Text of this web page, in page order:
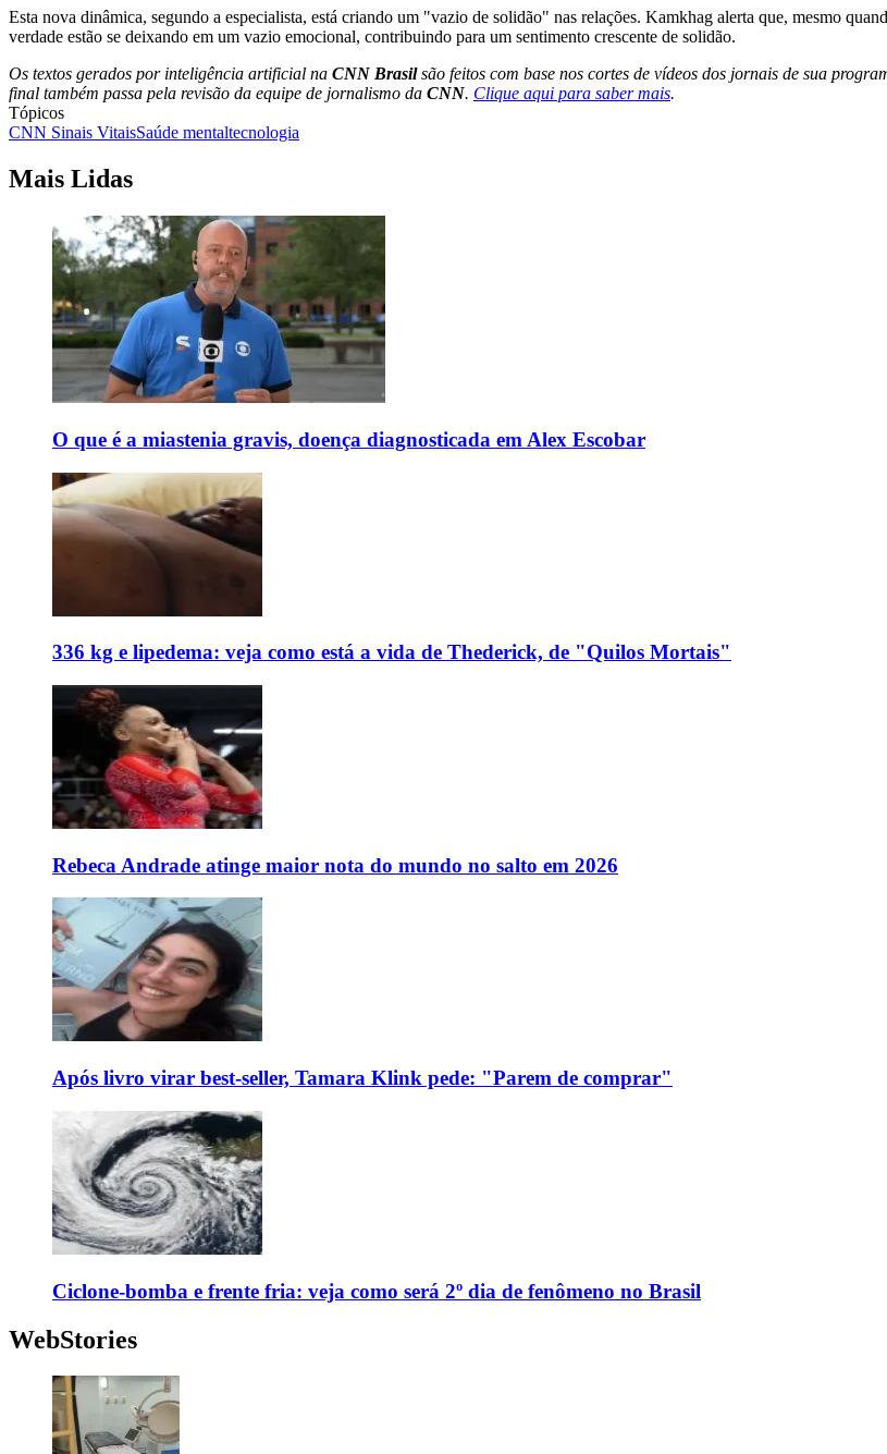
Esta nova dinâmica, segundo a especialista, está criando um "vazio de solidão" nas relações. Kamkhag alerta que, mesmo
verdade estão se deixando em um vazio emocional, contribuindo para um sentimento crescente de solidão.
Os textos gerados por inteligência artificial na CNN Brasilsão feitos com base nos cortes de vídeos dos jornais de sua
final também passa pela revisão da equipe de jornalismo da CNN. Clique aqui para saber mais.
Tópicos
CNN Sinais VitaisSaúde mentaltecnologia
Mais Lidas
O que é a miastenia gravis, doença diagnosticada em Alex Escobar
336 kg e lipedema: veja como está a vida de Thederick, de "Quilos Mortais"
Rebeca Andrade atinge maior nota do mundo no salto em 2026
Após livro virar best-seller, Tamara Klink pede: "Parem de comprar"
Ciclone-bomba e frente fria: veja como será 2º dia de fenômeno no Brasil
WebStories